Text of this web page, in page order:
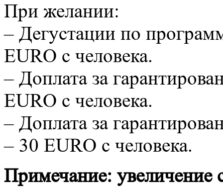
При желании:
– Дегустации по
EURO с человека.
– Доплата за
EURO с человека.
– Доплата за
– 30 EURO с человека.
Примечание: увеличение